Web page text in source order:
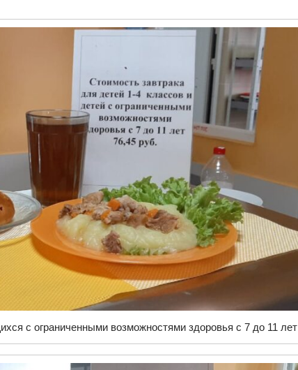
с ограниченными возможностями здоровья с 7 до 11 лет